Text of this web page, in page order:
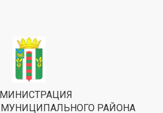
РАЙОНА